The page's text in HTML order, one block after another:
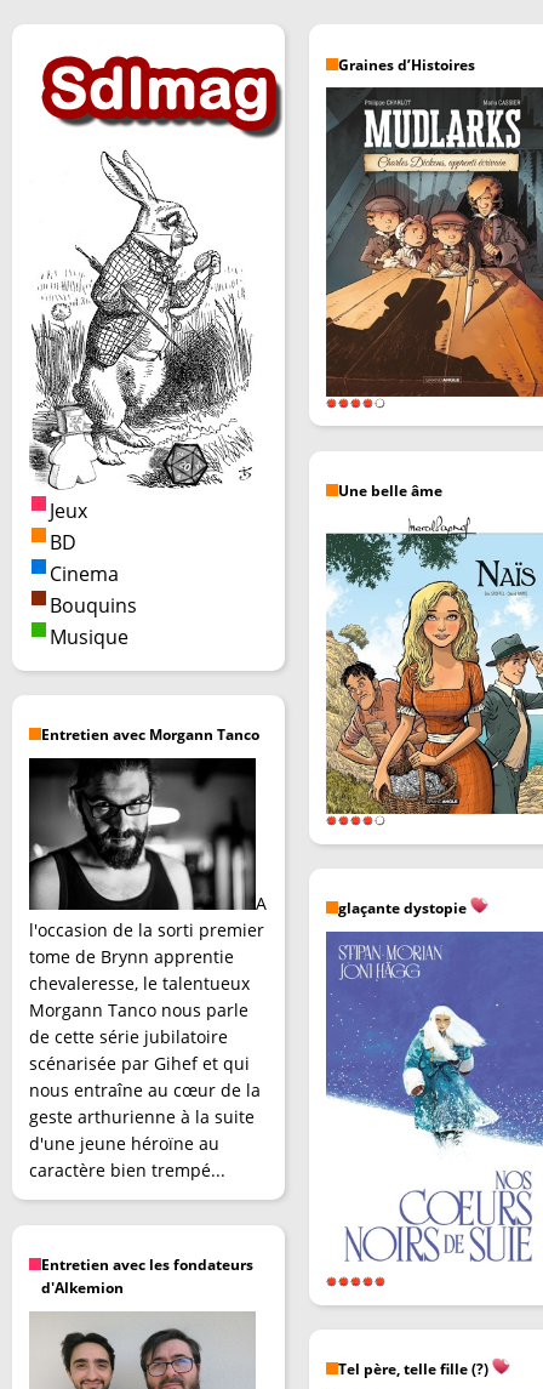
Jeux
BD
Cinema
Bouquins
Musique
Entretien avec Morgann Tanco
A
l'occasion de la sorti premier
tome de Brynn apprentie
chevaleresse, le talentueux
Morgann Tanco nous parle
de cette série jubilatoire
scénarisée par Gihef et qui
nous entraîne au cœur de la
geste arthurienne à la suite
d'une jeune héroïne au
caractère bien trempé...
Entretien avec les fondateurs
d'Alkemion
Graines d’Histoires
Une belle âme
glaçante dystopie
Tel père, telle fille (?)